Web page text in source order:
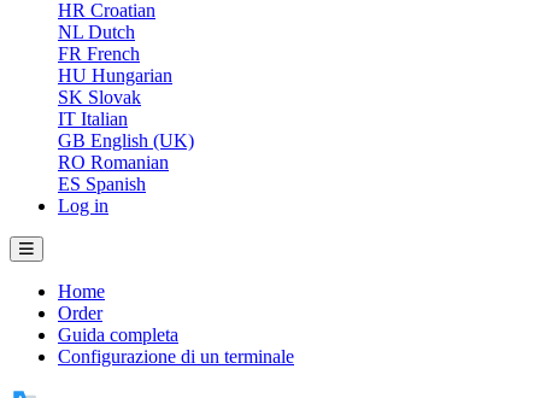
HR Croatian
NL Dutch
FR French
HU Hungarian
SK Slovak
IT Italian
GB English (UK)
RO Romanian
ES Spanish
Log in
Home
Order
Guida completa
Configurazione di un terminale